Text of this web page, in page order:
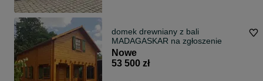
domek drewniany z bali
MADAGASKAR na zgłoszenie
Nowe
53 500 zł